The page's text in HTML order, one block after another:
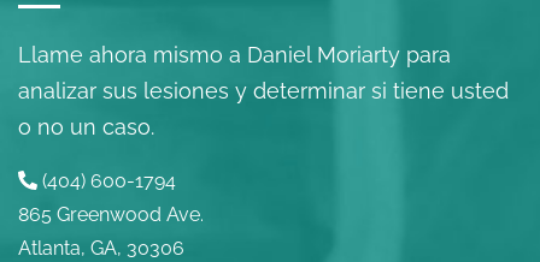
Llame ahora mismo a Daniel Moriarty para
analizar sus lesiones y determinar si tiene usted
o no un caso.
(404) 600-1794
865 Greenwood Ave.
Atlanta, GA, 30306